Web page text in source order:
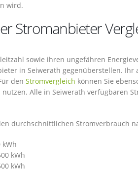
wird.
Stromanbieter
sowie ihren ungefähren
in Seiwerath gegenüberstellen. Ihr
den Stromvergleich können Sie
Alle in Seiwerath verfügbaren
durchschnittlichen Stromverbrauch
kWh
kWh
kWh